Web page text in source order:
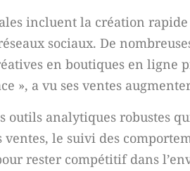
incluent la création
sociaux. De
en boutiques en ligne
», a vu ses ventes
outils analytiques robustes
ventes, le suivi des
rester compétitif dans